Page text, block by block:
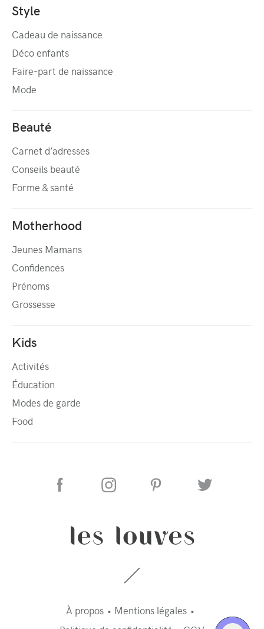
Style
Cadeau de naissance
Déco enfants
Faire-part de naissance
Mode
Beauté
Carnet d’adresses
Conseils beauté
Forme & santé
Motherhood
Jeunes Mamans
Confidences
Prénoms
Grossesse
Kids
Activités
Éducation
Modes de garde
Food
À propos
Mentions légales